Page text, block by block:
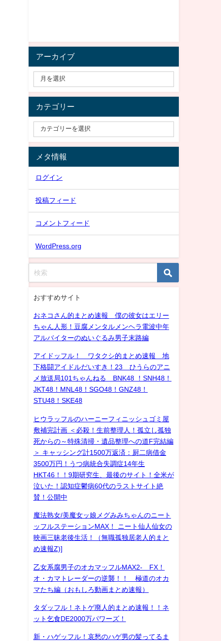
アーカイブ
カテゴリー
メタ情報
ログイン
投稿フィード
コメントフィード
WordPress.org
おすすめサイト
おネコさん的まとめ速報 僕の彼女はエリー
ちゃん人形！豆腐メンタルメンヘラ電波中年
アルバイターのぬいぐるみ男子末路編
アイドッフル！ ワタクシ的まとめ速報 地
下格闘アイドルだいすき！23 ひうらのアニ
メ放送局101ちゃんねる BNK48 ！SNH48！
JKT48！MNL48！SGO48！GNZ48！
STU48！SKE48
ヒウラッフルのハーニーフィニッシュゴミ屋
敷補完計画 ＜必殺！生前整理人！孤立し孤独
死からの～特殊清掃・遺品整理への道F完結編
＞ キャッシング計1500万返済：厨二病借金
3500万円！うつ病統合失調症14年生
HKT46！！9期研究生、最後のサイト！全米が
泣いた！認知症鬱病60代のラストサイト絶
賛！公開中
魔法熟女/美魔女ッ娘メグみみちゃんのニート
ッフルステーションMAX！ ニート仙人仙女の
映画三昧老後生活！（無職孤独居老人的まと
め速報Z)]
乙女系腐男子のオカマッフルMAX2- FX！
オ・カマトレーダーの逆襲！！ 極道のオカ
マたち編（おもしろ動画まとめ速報）
タダッフル！ネトゲ廃人的まとめ速報！！ネ
ット乞食DE2000万パワーズ！
新・ハゲッフル！哀愁のハゲ男の髪ってるま